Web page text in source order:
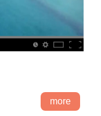
more